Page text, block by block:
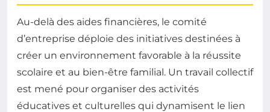
Au-delà des aides financières, le comité
d’entreprise déploie des initiatives destinées à
créer un environnement favorable à la réussite
scolaire et au bien-être familial. Un travail collectif
est mené pour organiser des activités
éducatives et culturelles qui dynamisent le lien